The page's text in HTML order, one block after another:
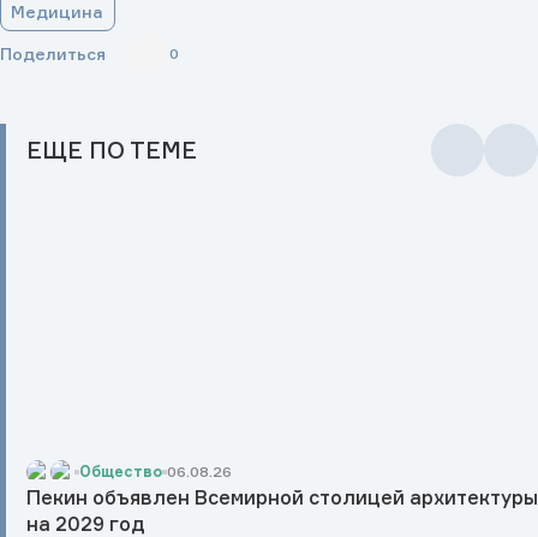
Медицина
Поделиться 0
ЕЩЕ ПО ТЕМЕ
Общество 06.08.26
Пекин объявлен Всемирной столицей архитектуры
на 2029 год